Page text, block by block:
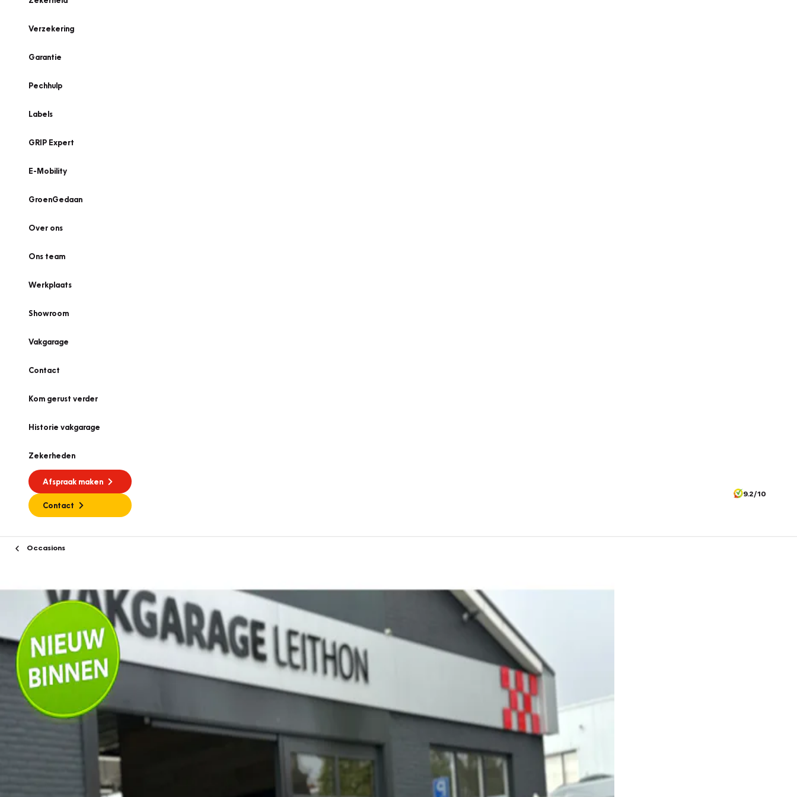
Verzekering
Garantie
Pechhulp
Labels
GRIP Expert
E-Mobility
GroenGedaan
Over ons
Ons team
Werkplaats
Showroom
Vakgarage
Contact
Kom gerust verder
Historie vakgarage
Zekerheden
Afspraak maken
Contact
9.2/10
Occasions